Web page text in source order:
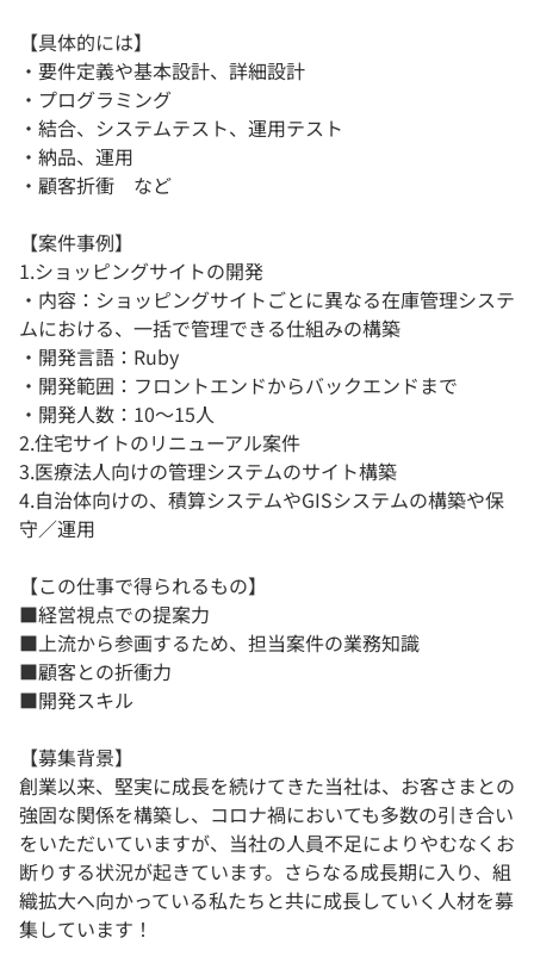
【具体的には】
・要件定義や基本設計、詳細設計
・プログラミング
・結合、システムテスト、運用テスト
・納品、運用
・顧客折衝 など
【案件事例】
1.ショッピングサイトの開発
・内容：ショッピングサイトごとに異なる在庫管理システ
ムにおける、一括で管理できる仕組みの構築
・開発言語：Ruby
・開発範囲：フロントエンドからバックエンドまで
・開発人数：10～15人
2.住宅サイトのリニューアル案件
3.医療法人向けの管理システムのサイト構築
4.自治体向けの、積算システムやGISシステムの構築や保
守／運用
【この仕事で得られるもの】
■経営視点での提案力
■上流から参画するため、担当案件の業務知識
■顧客との折衝力
■開発スキル
【募集背景】
創業以来、堅実に成長を続けてきた当社は、お客さまとの
強固な関係を構築し、コロナ禍においても多数の引き合い
をいただいていますが、当社の人員不足によりやむなくお
断りする状況が起きています。さらなる成長期に入り、組
織拡大へ向かっている私たちと共に成長していく人材を募
集しています！